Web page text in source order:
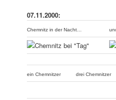
07.11.2000:
Chemnitz in der Nacht…
ein Chemnitzer drei Chemnitzer